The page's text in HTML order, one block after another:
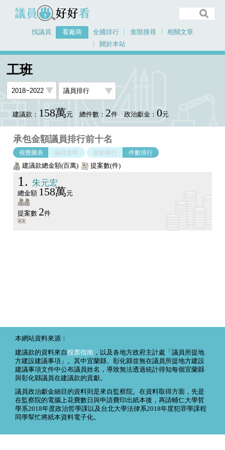
議員好好看
找議員 看廠商 全國排行 進階搜尋
相關文章
關於本站
工班
建議款： 158萬元 總件數： 2件 政治獻金： 0元
承包金額議員排行前十名
視覺圖表 議員資料 金額排行 件數排行
建議款總金額(百萬) 提案數(件)
1 朱元宏
總金額 158萬元
提案數 2件
本網站資料來源：
建議款的資料來自投票指南 ，以及各地方政府主計處「議員所提地
方建設建議事項」。其中宜蘭縣、彰化縣並無在議員所提地方建設
建議事項文件中公布議員姓名，導致無法透過統計得知每個宜蘭縣
與彰化縣議員在建議款的貢獻。
議員政治獻金細目的資料則是來自監察院。在資料取得方面，先是
在監察院的電腦上花費數日與申請費印出紙本後，再請輔仁大學哲
學系2018年度政治哲學課以及台北大學法律系2018年度犯罪學課程
同學幫忙將紙本資料電子化。